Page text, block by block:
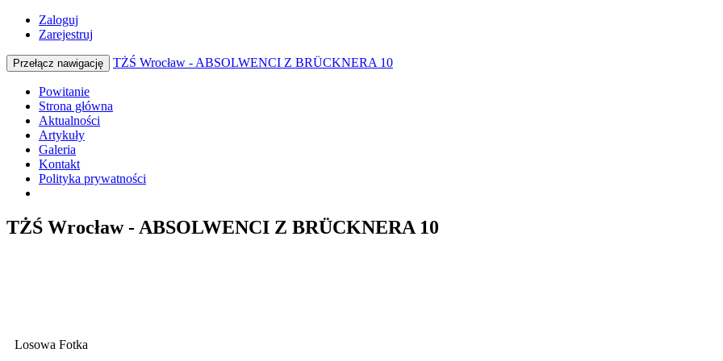
Zaloguj
Zarejestruj
Przełącz nawigację TŻŚ Wrocław - ABSOLWENCI Z BRÜCKNERA 10
Powitanie
Strona główna
Aktualności
Artykuły
Galeria
Kontakt
Polityka prywatności
TŻŚ Wrocław - ABSOLWENCI Z BRÜCKNERA 10
Losowa Fotka